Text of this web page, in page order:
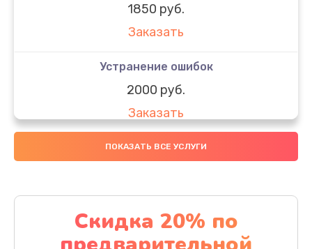
1850 руб.
Заказать
Устранение ошибок
2000 руб.
Заказать
Ремонт после залития
Заказать
Ремонт электроплаты
ПОКАЗАТЬ ВСЕ УСЛУГИ
Скидка 20% по